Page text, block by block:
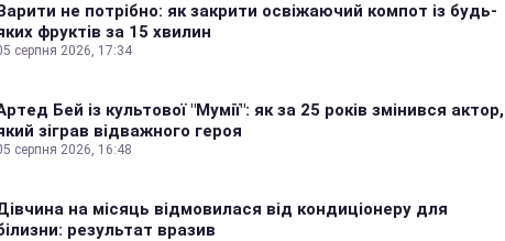
не потрібно: як закрити освіжаючий компот із будь-
фруктів за 15 хвилин
серпня 2026, 17:34
Бей із культової "Мумії": як за 25 років змінився актор,
зіграв відважного героя
серпня 2026, 16:48
на місяць відмовилася від кондиціонеру для
результат вразив